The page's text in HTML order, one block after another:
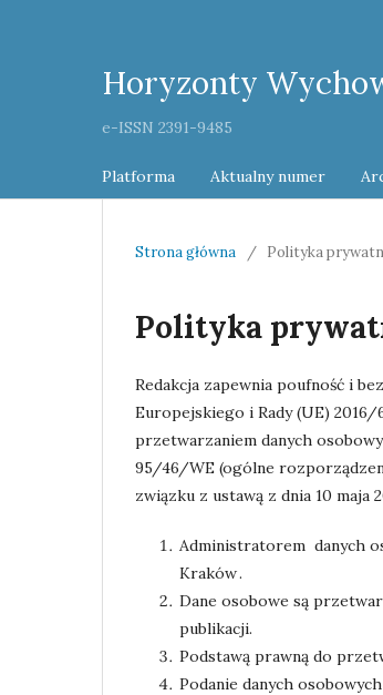
Horyzonty
e-ISSN 2391-9485
Platforma Aktualny numer
Strona główna / Polityka
Polityka
Redakcja zapewnia poufność i
Europejskiego i Rady (UE)
przetwarzaniem danych
95/46/WE (ogólne
związku z ustawą z dnia 10 maja
Administratorem danych
Kraków .
Dane osobowe są
publikacji.
Podstawą prawną do
Podanie danych